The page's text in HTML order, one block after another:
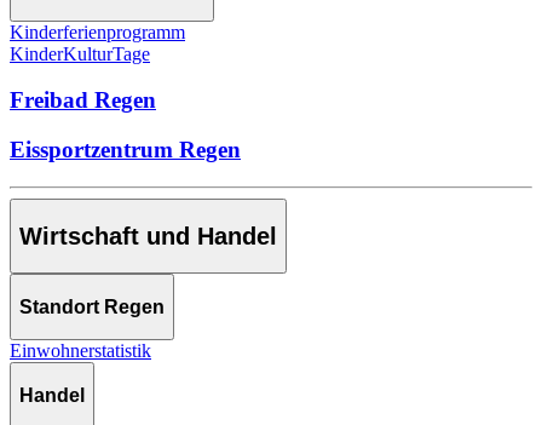
Kinderferienprogramm
KinderKulturTage
Freibad Regen
Eissportzentrum Regen
Wirtschaft und Handel
Standort Regen
Einwohnerstatistik
Handel